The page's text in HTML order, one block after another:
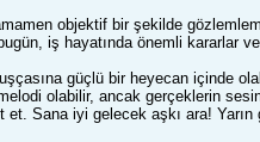
objektif bir şekilde
iş hayatında önemli kararlar
güçlü bir heyecan içinde
olabilir, ancak gerçeklerin
et. Sana iyi gelecek aşkı ara!